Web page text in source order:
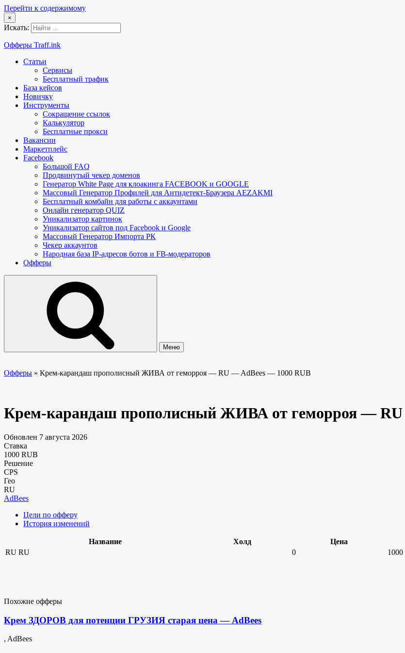
Перейти к содержимому
×
Искать:
Офферы Traff.ink
Статьи
Сервисы
Бесплатный трафик
База кейсов
Новичку
Инструменты
Сокращение ссылок
Калькулятор
Бесплатные прокси
Вакансии
Маркетплейс
Facebook
Большой FAQ
Продвинутый чекер доменов
Генератор White Page для клоакинга FACEBOOK и GOOGLE
Массовый Генератор Профилей для Антидетект-Браузера AEZAKMI
Бесплатный комбайн для работы с аккаунтами
Онлайн генератор QUIZ
Уникализатор картинок
Уникализатор сайтов под Facebook и Google
Массовый Генератор Импорта РК
Чекер аккаунтов
Народная база IP-адресов ботов и FB-модераторов
Офферы
Меню
Офферы » Крем-карандаш прополисный ЖИВА от геморроя — RU — AdBees — 1000 RUB
Крем-карандаш прополисный ЖИВА от геморроя —
Обновлен 7 августа 2026
Ставка
1000 RUB
Решение
CPS
Гео
RU
AdBees
Цели по офферу
История изменений
Название Холд Цена
RU RU 0 1000
Похожие офферы
Крем ЗДОРОВ для потенции ГРУЗИЯ старая цена — AdBees
, AdBees